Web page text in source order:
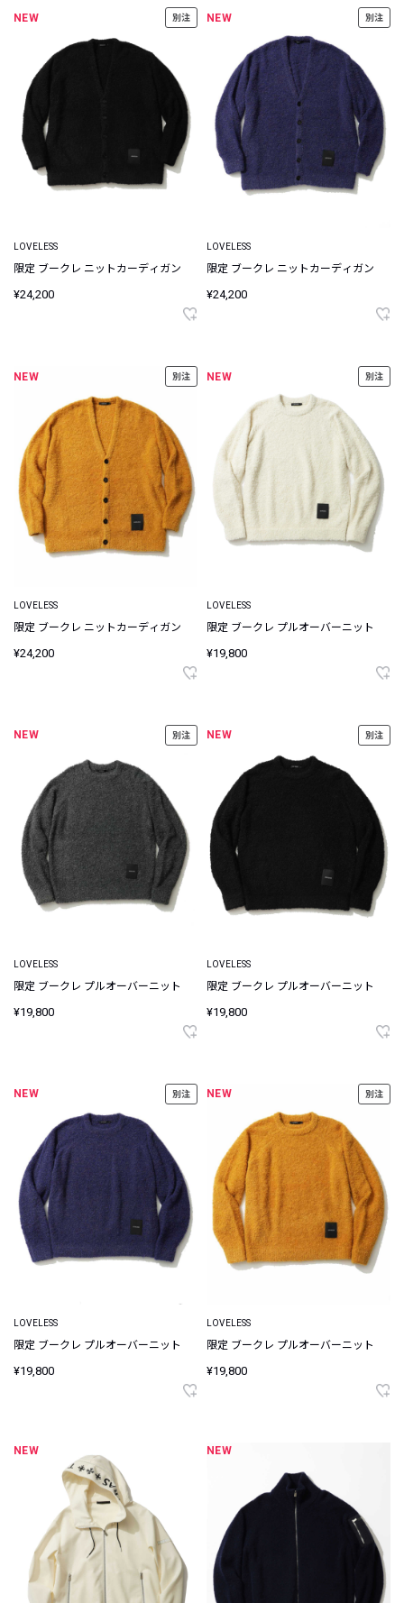
NEW 別注
LOVELESS
限定 ブークレ ニットカーディガン
¥24,200
NEW 別注
LOVELESS
限定 ブークレ ニットカーディガン
¥24,200
NEW 別注
LOVELESS
限定 ブークレ ニットカーディガン
¥24,200
NEW 別注
LOVELESS
限定 ブークレ プルオーバーニット
¥19,800
NEW 別注
LOVELESS
限定 ブークレ プルオーバーニット
¥19,800
NEW 別注
LOVELESS
限定 ブークレ プルオーバーニット
¥19,800
NEW 別注
LOVELESS
限定 ブークレ プルオーバーニット
¥19,800
NEW 別注
LOVELESS
限定 ブークレ プルオーバーニット
¥19,800
NEW NEW